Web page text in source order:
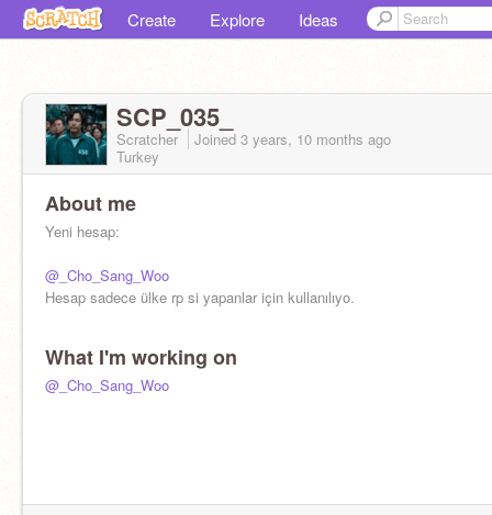
Create Explore Ideas
SCP_035_
Scratcher Joined 3 years, 10 months ago
Turkey
About me
Yeni hesap:
@_Cho_Sang_Woo
Hesap sadece ülke rp si yapanlar için kullanılıyo.
What I'm working on
@_Cho_Sang_Woo